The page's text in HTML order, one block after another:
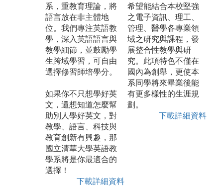
系，重教育理論，將
語言放在非主體地
位。我們專注英語教
學，深入英語語言與
教學細節，並鼓勵學
生跨域學習，可自由
選擇修習師培學分。
如果你不只想學好英
文，還想知道怎麼幫
助別人學好英文，對
教學、語言、科技與
教育創新有興趣，那
國立清華大學英語教
學系將是你最適合的
選擇！
下載詳細資料
希望能結合本校堅強
之電子資訊、理工、
管理、醫學各專業領
域之研究與課程，發
展整合性教學與研
究。此項特色不僅在
國內為創舉，更使本
系同學將來畢業後能
有更多樣性的生涯規
劃。
下載詳細資料